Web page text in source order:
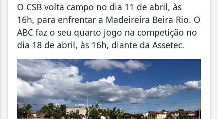
O CSB volta campo no dia 11 de abril, às
16h, para enfrentar a Madeireira Beira Rio. O
ABC faz o seu quarto jogo na competição no
dia 18 de abril, às 16h, diante da Assetec.